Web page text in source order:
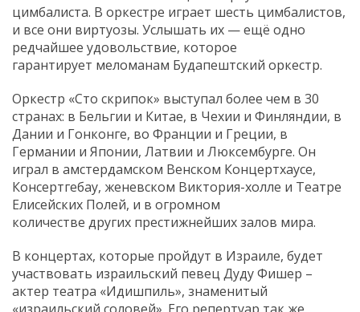
цимбалиста. В оркестре играет шесть цимбалистов,
и все они виртуозы. Услышать их — ещё одно
редчайшее удовольствие, которое
гарантирует меломанам Будапештский оркестр.
Оркестр «Сто скрипок» выступал более чем в 30
странах: в Бельгии и Китае, в Чехии и Финляндии, в
Дании и Гонконге, во Франции и Греции, в
Германии и Японии, Латвии и Люксембурге. Он
играл в амстердамском Венском Концертхаусе,
Консертгебау, женевском Виктория-холле и Театре
Елисейских Полей, и в огромном
количестве других престижнейших залов мира.
В концертах, которые пройдут в Израиле, будет
участвовать израильский певец Дуду Фишер –
актер театра «Идишпиль», знаменитый